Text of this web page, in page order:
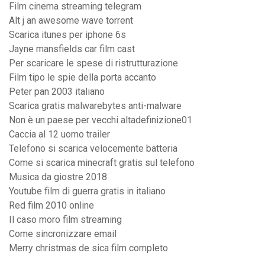
Film cinema streaming telegram
Alt j an awesome wave torrent
Scarica itunes per iphone 6s
Jayne mansfields car film cast
Per scaricare le spese di ristrutturazione
Film tipo le spie della porta accanto
Peter pan 2003 italiano
Scarica gratis malwarebytes anti-malware
Non è un paese per vecchi altadefinizione01
Caccia al 12 uomo trailer
Telefono si scarica velocemente batteria
Come si scarica minecraft gratis sul telefono
Musica da giostre 2018
Youtube film di guerra gratis in italiano
Red film 2010 online
Il caso moro film streaming
Come sincronizzare email
Merry christmas de sica film completo